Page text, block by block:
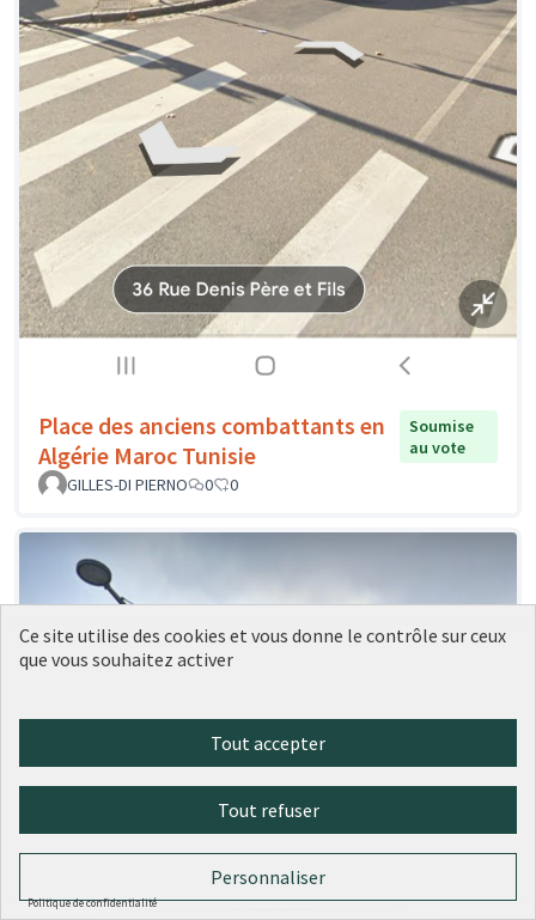
Place des anciens combattants en
Algérie Maroc Tunisie
Soumise
au vote
GILLES-DI PIERNO
0 0
Ce site utilise des cookies et vous donne le contrôle sur ceux
que vous souhaitez activer
Tout accepter
Tout refuser
Personnaliser
Politique de confidentialité